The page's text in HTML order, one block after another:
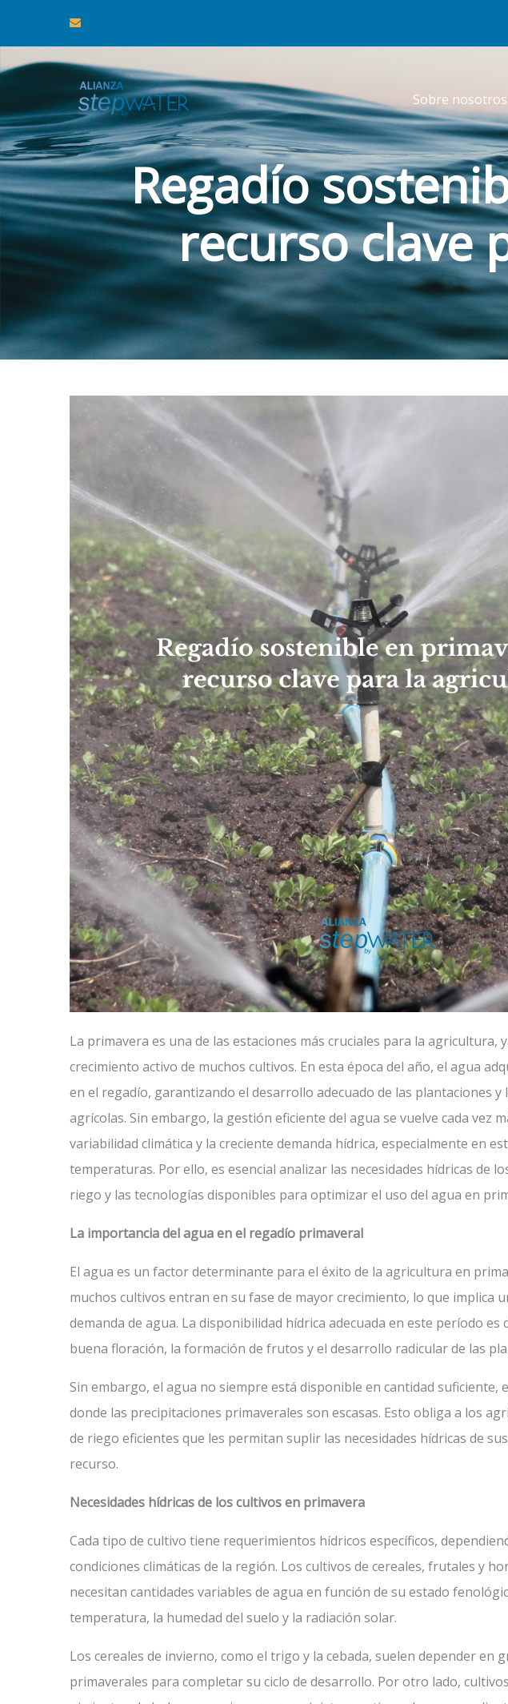
Sobre nosotros
Regadío
recurso clave
La primavera es una de las estaciones más cruciales para la agricultura,
crecimiento activo de muchos cultivos. En esta época del año, el agua
en el regadío, garantizando el desarrollo adecuado de las plantaciones y
agrícolas. Sin embargo, la gestión eficiente del agua se vuelve cada vez
variabilidad climática y la creciente demanda hídrica, especialmente en
temperaturas. Por ello, es esencial analizar las necesidades hídricas de
riego y las tecnologías disponibles para optimizar el uso del agua en
La importancia del agua en el regadío primaveral
El agua es un factor determinante para el éxito de la agricultura en
muchos cultivos entran en su fase de mayor crecimiento, lo que implica
demanda de agua. La disponibilidad hídrica adecuada en este período
buena floración, la formación de frutos y el desarrollo radicular de las
Sin embargo, el agua no siempre está disponible en cantidad suficiente,
donde las precipitaciones primaverales son escasas. Esto obliga a los
de riego eficientes que les permitan suplir las necesidades hídricas de
recurso.
Necesidades hídricas de los cultivos en primavera
Cada tipo de cultivo tiene requerimientos hídricos específicos,
condiciones climáticas de la región. Los cultivos de cereales, frutales y
necesitan cantidades variables de agua en función de su estado
temperatura, la humedad del suelo y la radiación solar.
Los cereales de invierno, como el trigo y la cebada, suelen depender en
primaverales para completar su ciclo de desarrollo. Por otro lado,